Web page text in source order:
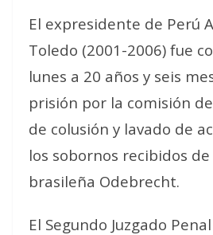
El expresidente de Perú
Toledo (2001-2006) fue
lunes a 20 años y seis
prisión por la comisión
de colusión y lavado de
los sobornos recibidos
brasileña Odebrecht.
El Segundo Juzgado